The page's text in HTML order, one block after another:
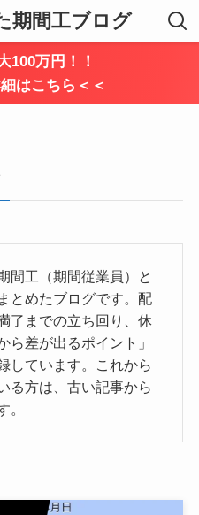
期間工ブログ
100万円！！
はこちら＜＜
間工（期間従業員）と
とめたブログです。配
了までの立ち回り、休
ら差が出るポイント」
しています。これから
る方は、古い記事から
。